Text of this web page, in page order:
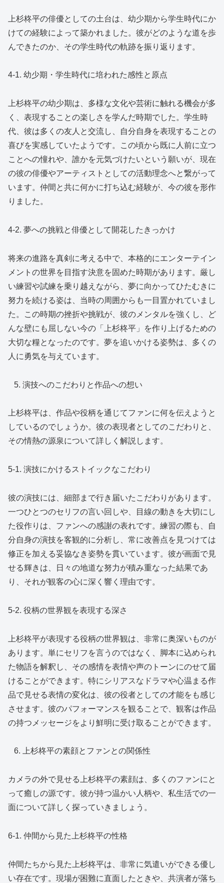
上杉柊平の俳優としての土台は、幼少期から学生時代にか
けての経験によって築かれました。彼がどのような道を歩
んできたのか、その学生時代の軌跡を振り返ります。
4-1. 幼少期・学生時代に培われた感性と原点
上杉柊平の幼少期は、多様な文化や芸術に触れる機会が多
く、表現することの楽しさを学んだ時期でした。学生時
代、彼は多くの友人と交流し、自分自身を表現することの
喜びを実感していたようです。この頃から既に人前に立つ
ことへの憧れや、誰かを元気づけたいという願いが、現在
の彼の俳優やアーティストとしての活動理念へと繋がって
います。仲間と共に何かに打ち込む経験が、今の彼を形作
りました。
4-2. 夢への挑戦と俳優として開花したきっかけ
将来の進路を真剣に考える中で、本格的にエンターテイン
メントの世界を目指す決意を固めた時期があります。厳し
い練習や試練を乗り越えながら、夢に向かってひたむきに
努力を続ける姿は、当時の周囲からも一目置かれていまし
た。この時期の挫折や挑戦が、彼のメンタルを強くし、ど
んな壁にも屈しない今の「上杉柊平」を作り上げるための
大切な糧となったのです。夢を追いかける姿勢は、多くの
人に勇気を与えています。
演技へのこだわりと作品への想い
上杉柊平は、作品や役柄を通じてファンに何を伝えようと
しているのでしょうか。彼の表現者としてのこだわりと、
その情熱の源泉について詳しく解説します。
5-1. 演技にかけるストイックなこだわり
彼の演技には、細部まで行き届いたこだわりがあります。
一つひとつのセリフの言い回しや、目線の動きを大切にし
た役作りは、ファンへの感謝の表れです。練習の際も、自
分自身の演技を客観的に分析し、常に改善点を見つけては
修正を加える妥協なき姿勢を貫いています。彼が画面で見
せる輝きは、日々の地道な努力が積み重なった結果であ
り、それが観客の心に深く響く理由です。
5-2. 役柄の世界観を表現する深さ
上杉柊平が表現する役柄の世界観は、非常に奥深いものが
あります。単にセリフを言うのではなく、脚本に込められ
た物語を解釈し、その感情を表情や声のトーンにのせて届
けることができます。特にシリアスなドラマや心温まる作
品で見せる表情の変化は、彼の役者としての才能をも感じ
させます。彼のパフォーマンスを観ることで、観客は作品
の持つメッセージをより鮮明に受け取ることができます。
上杉柊平の素顔とファンとの関係性
カメラの外で見せる上杉柊平の素顔は、多くのファンにと
って癒しの源です。彼が持つ温かい人柄や、私生活での一
面について詳しく探っていきましょう。
6-1. 仲間から見た上杉柊平の性格
仲間たちから見た上杉柊平は、非常に気遣いができる優し
い存在です。現場が困難に直面したときや、共演者が落ち